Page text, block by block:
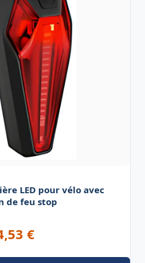
LED pour vélo avec
de feu stop
€